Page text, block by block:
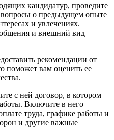
кандидатур, проведите
вопросы о предыдущем опыте
и увлечениях.
и внешний вид
рекомендации от
поможет вам оценить ее
с ней договор, в котором
Включите в него
труда, графике работы и
и другие важные